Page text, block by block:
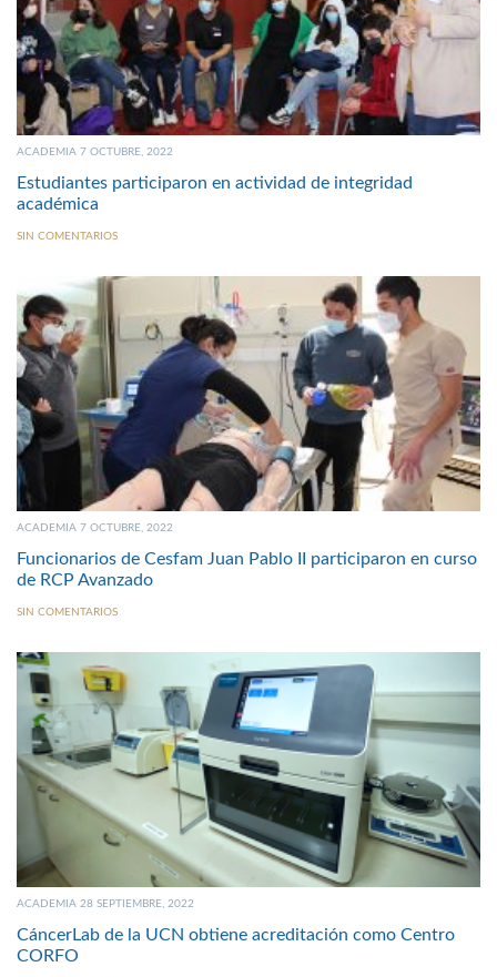
ACADEMIA 7 OCTUBRE, 2022
Estudiantes participaron en actividad de integridad
académica
SIN COMENTARIOS
ACADEMIA 7 OCTUBRE, 2022
Funcionarios de Cesfam Juan Pablo II participaron en curso
de RCP Avanzado
SIN COMENTARIOS
ACADEMIA 28 SEPTIEMBRE, 2022
CáncerLab de la UCN obtiene acreditación como Centro
CORFO